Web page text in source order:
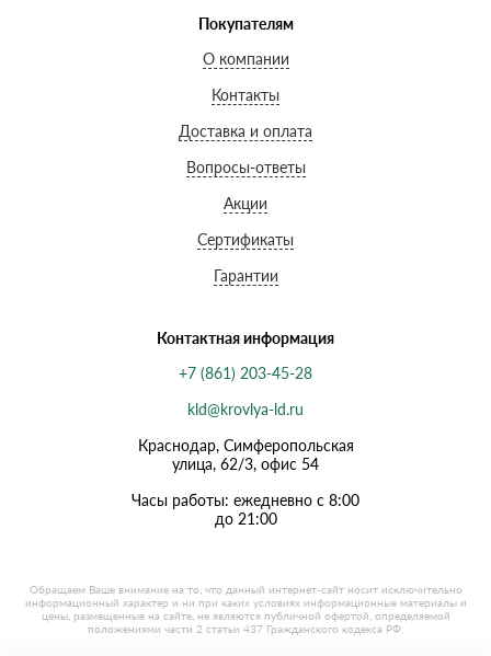
Покупателям
О компании
Контакты
Доставка и оплата
Вопросы-ответы
Акции
Сертификаты
Гарантии
Контактная информация
+7 (861) 203-45-28
kld@krovlya-ld.ru
Краснодар, Симферопольская
улица, 62/3, офис 54
Часы работы: ежедневно с 8:00
до 21:00